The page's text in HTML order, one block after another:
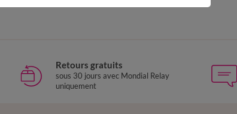
Retours gratuits
sous 30 jours avec Mondial Relay
uniquement